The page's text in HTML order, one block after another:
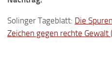
Solinger Tageblatt: Die
Zeichen gegen rechte Gewalt